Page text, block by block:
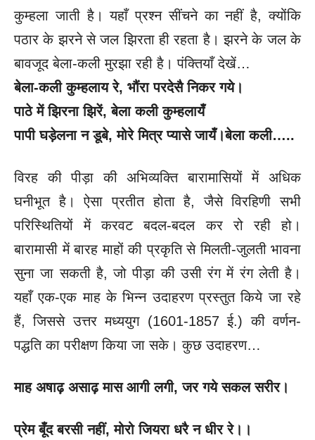
कुम्हला जाती है। यहाँ प्रश्न सींचने का नहीं है, क्योंकि
पठार के झरने से जल झिरता ही रहता है। झरने के जल के
बावजूद बेला-कली मुरझा रही है। पंक्तियाँ देखें…
बेला-कली कुम्हलाय रे, भौंरा परदेसै निकर गये।
पाठे में झिरना झिरें, बेला कली कुम्हलायँ
पापी घड़ेलना न डूबे, मोरे मित्र प्यासे जायँ।बेला कली…..
विरह की पीड़ा की अभिव्यक्ति बारामासियों में अधिक
घनीभूत है। ऐसा प्रतीत होता है, जैसे विरहिणी सभी
परिस्थितियों में करवट बदल-बदल कर रो रही हो।
बारामासी में बारह माहों की प्रकृति से मिलती-जुलती भावना
सुना जा सकती है, जो पीड़ा की उसी रंग में रंग लेती है।
यहाँ एक-एक माह के भिन्न उदाहरण प्रस्तुत किये जा रहे
हैं, जिससे उत्तर मध्ययुग (1601-1857 ई.) की वर्णन-
पद्धति का परीक्षण किया जा सके। कुछ उदाहरण…
माह अषाढ़ असाढ़ मास आगी लगी, जर गये सकल सरीर।
प्रेम बूँद बरसी नहीं, मोरो जियरा धरै न धीर रे।।